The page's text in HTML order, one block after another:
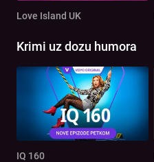
Love Island UK
Krimi uz dozu humora
IQ 160